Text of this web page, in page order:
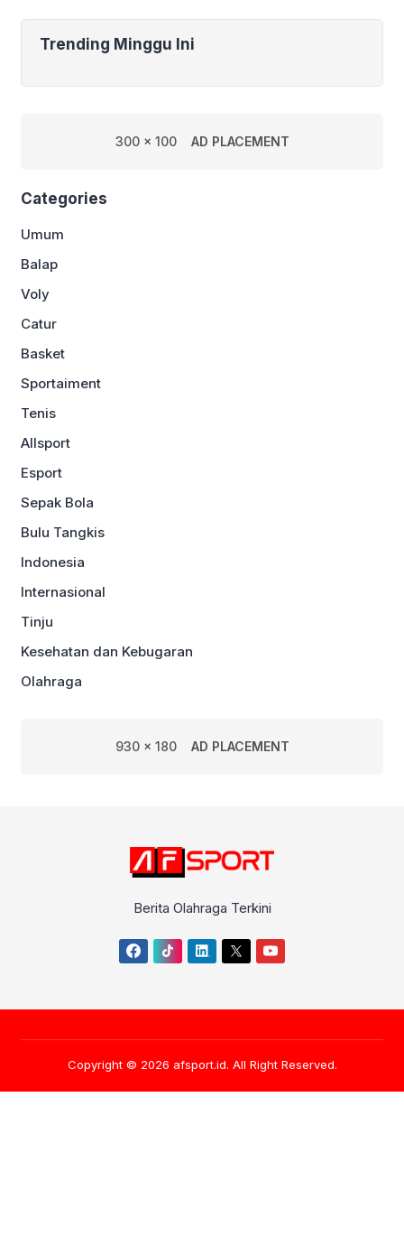
Trending Minggu Ini
300 x 100 AD PLACEMENT
Categories
Umum
Balap
Voly
Catur
Basket
Sportaiment
Tenis
Allsport
Esport
Sepak Bola
Bulu Tangkis
Indonesia
Internasional
Tinju
Kesehatan dan Kebugaran
Olahraga
930 x 180 AD PLACEMENT
Berita Olahraga Terkini
Copyright © 2026 afsport.id. All Right Reserved.